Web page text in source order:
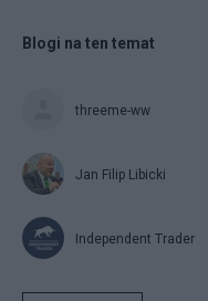
Blogi na ten temat
threeme-ww
Jan Filip Libicki
Independent Trader